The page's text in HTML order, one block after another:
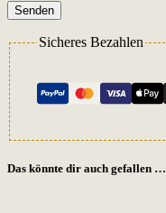
Senden
Sicheres Bezahlen
Das könnte dir auch gefallen …